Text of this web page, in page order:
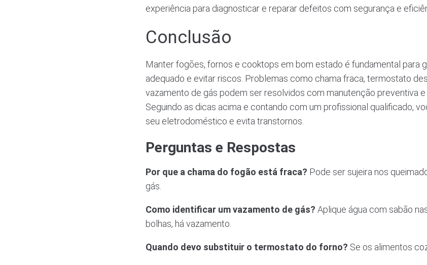
experiência para diagnosticar e reparar defeitos com segurança e
Conclusão
Manter fogões, fornos e cooktops em bom estado é fundamental para
adequado e evitar riscos. Problemas como chama fraca, termostato
vazamento de gás podem ser resolvidos com manutenção preventiva e
Seguindo as dicas acima e contando com um profissional qualificado,
seu eletrodoméstico e evita transtornos.
Perguntas e Respostas
Por que a chama do fogão está fraca? Pode ser sujeira nos
gás.
Como identificar um vazamento de gás? Aplique água com sabão
bolhas, há vazamento.
Quando devo substituir o termostato do forno? Se os alimentos